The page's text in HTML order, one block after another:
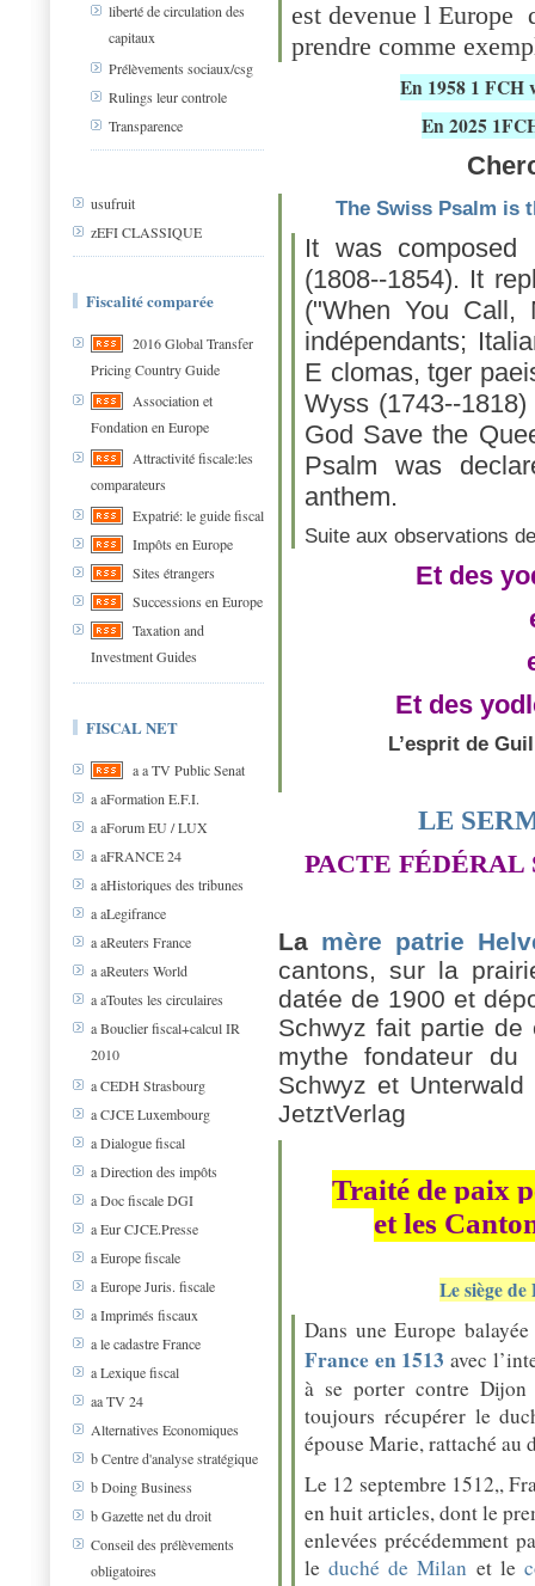
liberté de circulation des
capitaux
Prélèvements sociaux/csg
Rulings leur controle
Transparence
usufruit
zEFI CLASSIQUE
Fiscalité comparée
2016 Global Transfer
Pricing Country Guide
Association et
Fondation en Europe
Attractivité fiscale:les
comparateurs
Expatrié: le guide fiscal
Impôts en Europe
Sites étrangers
Successions en Europe
Taxation and
Investment Guides
FISCAL NET
a a TV Public Senat
a aFormation E.F.I.
a aForum EU / LUX
a aFRANCE 24
a aHistoriques des tribunes
a aLegifrance
a aReuters France
a aReuters World
a aToutes les circulaires
a Bouclier fiscal+calcul IR
2010
a CEDH Strasbourg
a CJCE Luxembourg
a Dialogue fiscal
a Direction des impôts
a Doc fiscale DGI
a Eur CJCE.Presse
a Europe fiscale
a Europe Juris. fiscale
a Imprimés fiscaux
a le cadastre France
a Lexique fiscal
aa TV 24
Alternatives Economiques
b Centre d'analyse stratégique
b Doing Business
b Gazette net du droit
Conseil des prélèvements
obligatoires
est devenue l Europe
prendre comme
En 1958 1 FCH
En 2025
The Swiss Psalm is
It was composed
(1808--1854). It
("When You Call,
indépendants;
E clomas, tger
Wyss (1743--
God Save the
Psalm was
anthem.
Suite aux observations
Et des
Et des
L’esprit de
LE
PACTE FÉDÉRAL
La mère patrie
cantons, sur la
datée de 1900 et
Schwyz fait partie
mythe fondateur
Schwyz et
JetztVerlag
Traité de paix
et les
Le siège de
Dans une Europe
France en 1513 avec
à se porter contre
toujours récupérer le
épouse Marie, rattaché
Le 12 septembre 1512,,
en huit articles, dont le
enlevées précédemment
leduché de Milan et le